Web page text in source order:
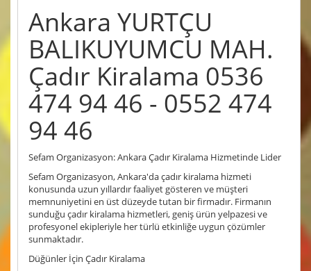
Ankara YURTÇU
BALIKUYUMCU MAH.
Çadır Kiralama 0536
474 94 46 - 0552 474
94 46
Sefam Organizasyon: Ankara Çadır Kiralama Hizmetinde Lider
Sefam Organizasyon, Ankara'da çadır kiralama hizmeti
konusunda uzun yıllardır faaliyet gösteren ve müşteri
memnuniyetini en üst düzeyde tutan bir firmadır. Firmanın
sunduğu çadır kiralama hizmetleri, geniş ürün yelpazesi ve
profesyonel ekipleriyle her türlü etkinliğe uygun çözümler
sunmaktadır.
Düğünler İçin Çadır Kiralama